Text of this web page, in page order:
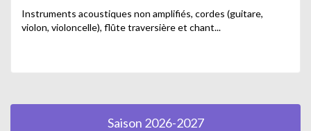
Instruments acoustiques non amplifiés, cordes (guitare,
violon, violoncelle), flûte traversière et chant...
Saison 2026-2027